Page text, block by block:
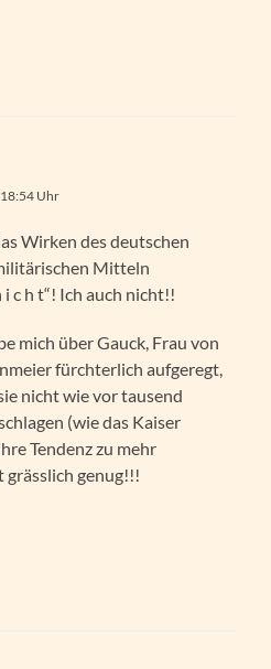
Uhr
Wirken des deutschen
Mitteln
c h t“! Ich auch nicht!!
mich über Gauck, Frau von
fürchterlich aufgeregt,
nicht wie vor tausend
(wie das Kaiser
Tendenz zu mehr
grässlich genug!!!